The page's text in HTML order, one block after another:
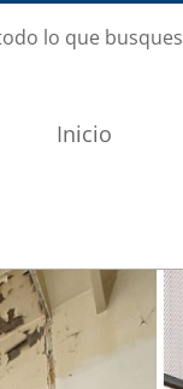
lo que busques
Inicio